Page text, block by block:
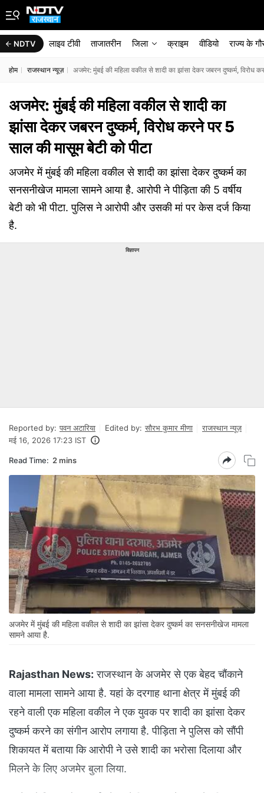
NDTV लाइव टीवी ताजातरीन जिला क्राइम वीडियो राज्‍य के
होम राजस्थान न्यूज़ अजमेर: मुंबई की महिला वकील से शादी का झांसा देकर जबरन दुष्कर्म, विरोध
अजमेर: मुंबई की महिला वकील से शादी का
झांसा देकर जबरन दुष्कर्म, विरोध करने पर 5
साल की मासूम बेटी को पीटा
अजमेर में मुंबई की महिला वकील से शादी का झांसा देकर दुष्कर्म का
सनसनीखेज मामला सामने आया है. आरोपी ने पीड़िता की 5 वर्षीय
बेटी को भी पीटा. पुलिस ने आरोपी और उसकी मां पर केस दर्ज किया
है.
विज्ञापन
Reported by: पवन अटारिया Edited by: सौरभ कुमार मीणा
राजस्थान न्यूज़
मई 16, 2026 17:23 IST
Read Time: 2 mins
अजमेर में मुंबई की महिला वकील से शादी का झांसा देकर दुष्कर्म का सनसनीखेज मामला
सामने आया है.
Rajasthan News: राजस्थान के अजमेर से एक बेहद चौंकाने
वाला मामला सामने आया है. यहां के दरगाह थाना क्षेत्र में मुंबई की
रहने वाली एक महिला वकील ने एक युवक पर शादी का झांसा देकर
दुष्कर्म करने का संगीन आरोप लगाया है. पीड़िता ने पुलिस को सौंपी
शिकायत में बताया कि आरोपी ने उसे शादी का भरोसा दिलाया और
मिलने के लिए अजमेर बुला लिया.